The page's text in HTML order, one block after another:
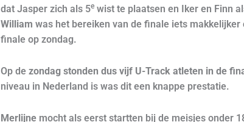
dat Jasper zich als 5ewist te plaatsen en Iker en Finn
William was het bereiken van de finale iets
finale op zondag.
Op de zondag stonden dus vijf U-Track atleten in de
niveau in Nederland is was dit een knappe prestatie.
Merlijne mocht als eerst startten bij de meisjes onder